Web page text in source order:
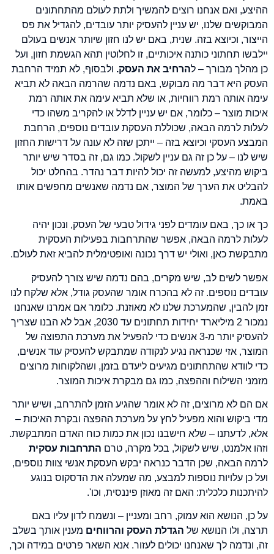
ההיצע, ואם אנחנו רוצים להמשיך ולתת לעולם מהתחתונים
המבוקשים שלנו, יש עניין להעסיק יותר עובדים, להגדיל את פס
הייצור, וכיוצא בזה. שנית, באם יש לנו חזון שיותר אנשים בעולם
יילבשו תחתוני כותנה איכותיים, זו לחלוטין תהא הגשמת חזון, ועל
כן מהלך מבורך – להרחיב את העסק. ולבסוף, לא תמיד הרחבת
העסק היא דבר מה מבוקש, באם נדמה שהרמה הבאה לא תביא
עימה אותה רמת רווחיות, או שלא תביא עימה את אותה רמת
איכות מוצר – כלומר, אם יש עניין לדלל או להקריב משהו כדי
לעלות לרמה הבאה, שכוללת העסקת עובדים נוספים, הרחבת
המבצע העסקי וכיוצא בזה – ייתכן שזה לא עונה על דרישות החזון
שיש לנו – על כן זה גם עניין לשקול. כמו גם, זה בסדר שיש יותר
ביקוש מהיצע, למעשה זה יכול להיות דבר נהדר. בהחלט יכול
להבליט את הערך של המוצר, אם נדמה שאנשים מחפשים אותו
באמת.
כך או כך, באם עומדים לפני גידול טבעי של העסק, ונכון יהיה
לעלות לרמה הבאה, אפשר שהתרחבות בפעילות העסקית
מתבקשת כאן, ואולי יש דרך נכונה ואופטימלית להביא זאת לעולם.
אפשר לשים לב, שיש מקרים, בהם נדמה שיש צורך להעסיק
עובדים נוספים. זה לא בהכרח אומר שהעסק גודל, אלא שלקח לנו
זמן להבין, שהמערכת שלנו לא מאוזנת. כלומר אם אמרנו שאנחנו
נמכור 2 מיליארד יחידות תחתונים עד 2030, אבל לא הבנו שצריך
להעסיק יותר מ-3 אנשים כדי להפעיל את מערכת התפוצה של
המוצר, אזי שכנראה נגיע לנקודה שמתבקש להעסיק עוד אנשים,
כדי לוודא שהתחתונים מגיעים ליעדם בזמן, ושהלקוחות מרוצים
מזמני השילוח וההפצה, כמו גם מבקרת איכות המוצר.
אם הם לא מרוצים, זה לא אומר שהגיע הזמן להתרחב, ושיש יותר
מדי ביקוש והוא מפעיל לחץ על מערכת ההפצה ובקרת האיכות –
אלא, לדעתנו – שלא חישבנו נכון את כמות כוח האדם המתבקשת.
וזהו אלמנט, שיש לשקול, בכל מקרה, טרם התרחבות עסקית
לרמה הבאה, שכן הדבר כנראה יבקש העסקת אנשי צוות נוספים,
ועל כן עלויות נוספות למבצע, מה שמעלה את הדסקוס בנוגע
להיתכנות כלכלית: האם זה מאוזן פיננסית, וכו'.
על כן, הנושא הוא עמוק, רחב ומעניין – ונשמח לדון עליו באם
תרצה, ולו הנושא של הגדלת העסק והרווחים מענין אותך בשלב
זה, ונדמה לך שאנחנו יכולים לעזור. אנא השאר פרטים במידה וכך,